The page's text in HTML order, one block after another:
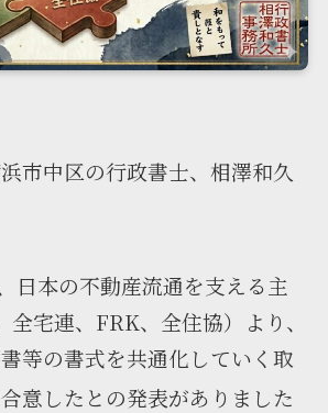
市中区の行政書士、相澤和久
日本の不動産流通を支える主
宅連、FRK、全住協）より、
等の書式を共通化していく取
意したとの発表がありました